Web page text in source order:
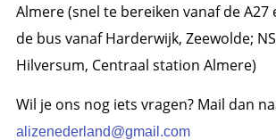
Almere (snel te bereiken vanaf de A27
de bus vanaf Harderwijk, Zeewolde;
Hilversum, Centraal station Almere)
Wil je ons nog iets vragen? Mail dan
alizenederland@gmail.com